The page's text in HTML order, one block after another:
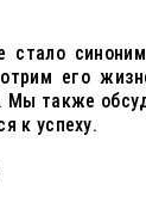
его
Мы также
к успеху.